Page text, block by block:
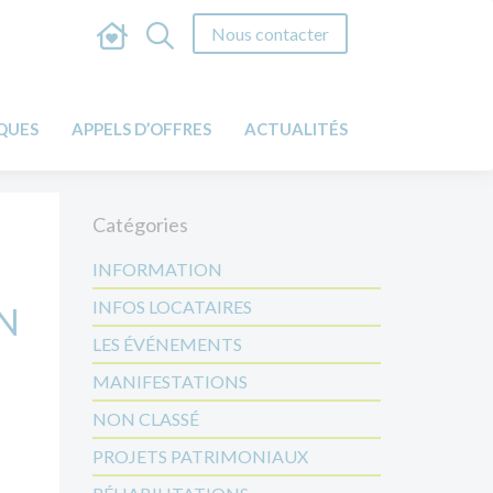
Nous contacter
APPELS D’OFFRES ACTUALITÉS
Catégories
INFORMATION
INFOS LOCATAIRES
LES ÉVÉNEMENTS
MANIFESTATIONS
NON CLASSÉ
PROJETS PATRIMONIAUX